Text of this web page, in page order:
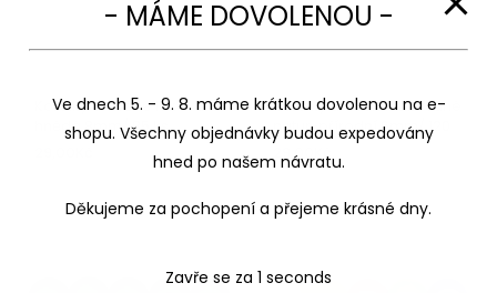
Korálky dřevěné lakované
hnědá 8mm/ 85 ks
Korálky dřevěné lakované
natur-přírodní 6mm/ 120
ks 29,00 Kč
- MÁME DOVOLENOU -
Ve dnech 5. - 9. 8. máme krátkou dovolenou na e-
shopu. Všechny objednávky budou expedovány
hned po našem návratu.
Děkujeme za pochopení a přejeme krásné dny.
Zavře se za 1 seconds